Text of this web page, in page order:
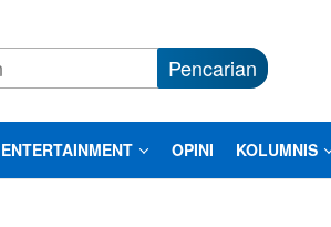
Pencarian
ENTERTAINMENT OPINI KOLUMNIS